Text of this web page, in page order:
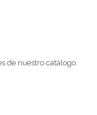
de nuestro catálogo.